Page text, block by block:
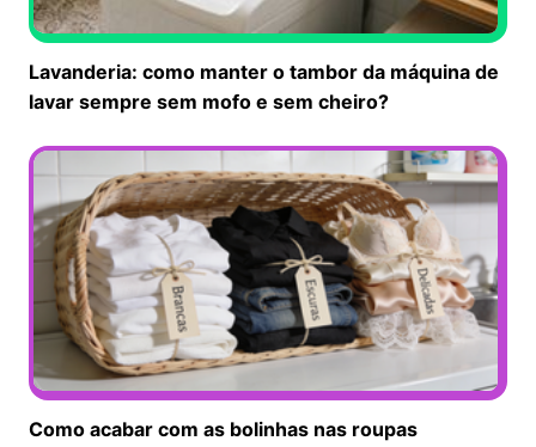
Lavanderia: como manter o tambor da máquina de
lavar sempre sem mofo e sem cheiro?
Como acabar com as bolinhas nas roupas